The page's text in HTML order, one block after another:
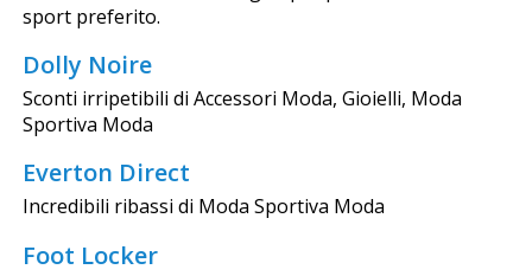
sport preferito.
Dolly Noire
Sconti irripetibili di Accessori Moda, Gioielli, Moda
Sportiva Moda
Everton Direct
Incredibili ribassi di Moda Sportiva Moda
Foot Locker